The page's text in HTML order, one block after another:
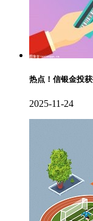
热点！信银金投
2025-11-24